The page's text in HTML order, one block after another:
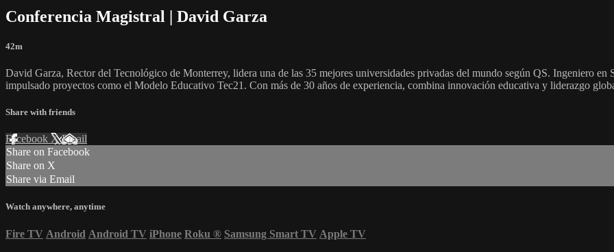
Conferencia Magistral | David Garza
42m
David Garza, Rector del Tecnológico de Monterrey, lidera una de las 35 mejores universidades privadas del mundo según QS. Ingeniero
impulsado proyectos como el Modelo Educativo Tec21. Con más de 30 años de experiencia, combina innovación educativa y liderazgo
Share with friends
Facebook XEmail
Share on Facebook
Share on X
Share via Email
Watch anywhere, anytime
Fire TV Android Android TV iPhone Roku ® Samsung Smart TV Apple TV